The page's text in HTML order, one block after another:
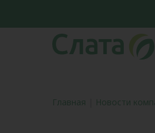
Главная Новости